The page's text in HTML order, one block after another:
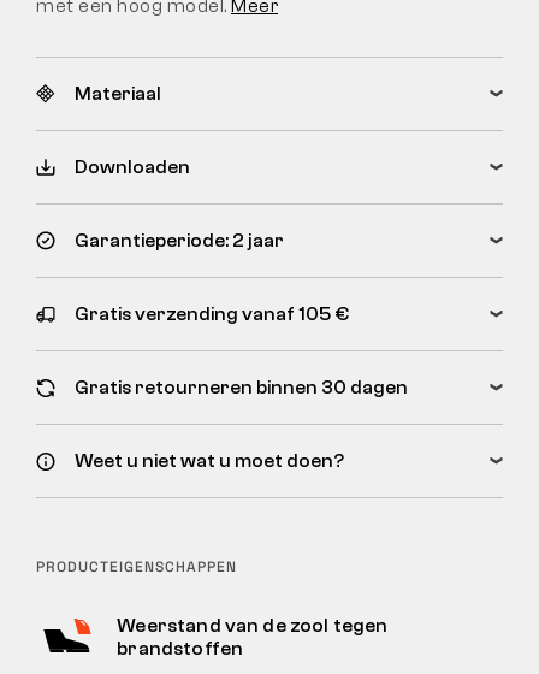
met een hoog model. Meer
Materiaal
Downloaden
Garantieperiode: 2 jaar
Gratis verzending vanaf 105 €
Gratis retourneren binnen 30 dagen
Weet u niet wat u moet doen?
PRODUCTEIGENSCHAPPEN
Weerstand van de zool tegen
brandstoffen